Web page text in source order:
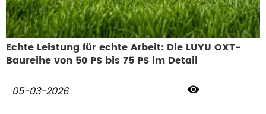
Echte Leistung für echte Arbeit: Die LUYU OXT-
Baureihe von 50 PS bis 75 PS im Detail
05-03-2026
